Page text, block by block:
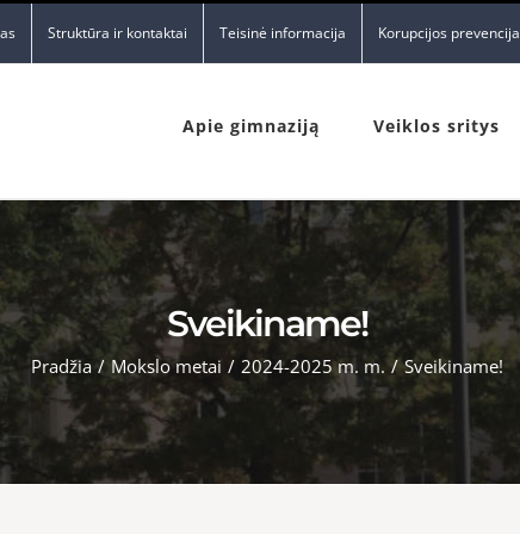
Struktūra ir kontaktai Teisinė informacija Korupcijos prevencija
Apie gimnaziją Veiklos sritys
Sveikiname!
Pradžia / Mokslo metai / 2024-2025 m. m. / Sveikiname!